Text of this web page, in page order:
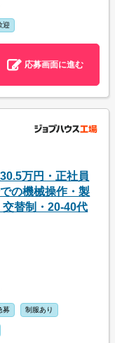
迎
応募画面に進む
万円・正社員
の機械操作・製
替制・20-40代
募 制服あり